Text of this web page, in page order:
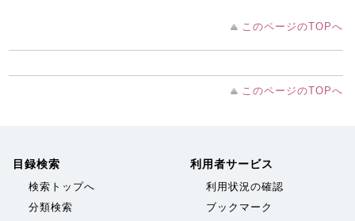
このページのTOPへ
このページのTOPへ
目録検索
検索トップへ
分類検索
利用者サービス
利用状況の確認
ブックマーク